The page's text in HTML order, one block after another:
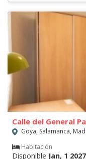
Calle del General
Goya, Salamanca,
Habitación
Disponible Jan, 1 2027